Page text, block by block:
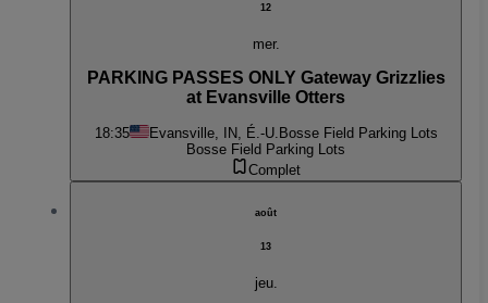
12
mer.
PARKING PASSES ONLY Gateway Grizzlies
at Evansville Otters
18:35 Evansville, IN, É.-U. Bosse Field Parking Lots
Bosse Field Parking Lots
Complet
août
13
jeu.